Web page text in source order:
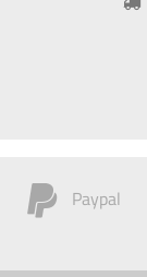
Paypal